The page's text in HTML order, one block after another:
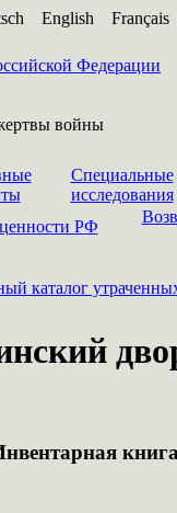
English Français
Федерации
Специальные
исследования
РФ
каталог